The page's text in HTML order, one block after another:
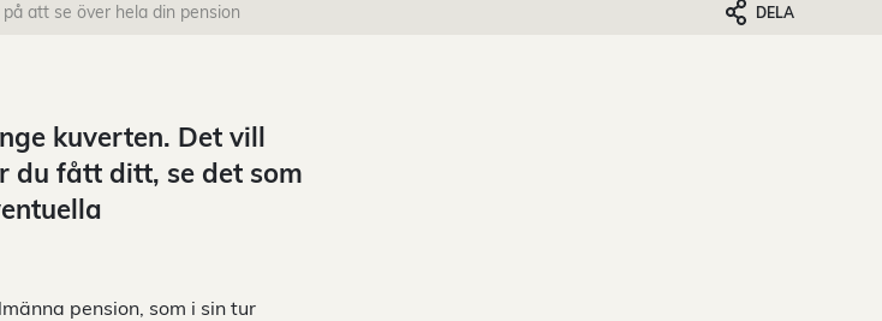
att se över hela din pension DELA
kuverten. Det vill
du fått ditt, se det som
pension, som i sin tur